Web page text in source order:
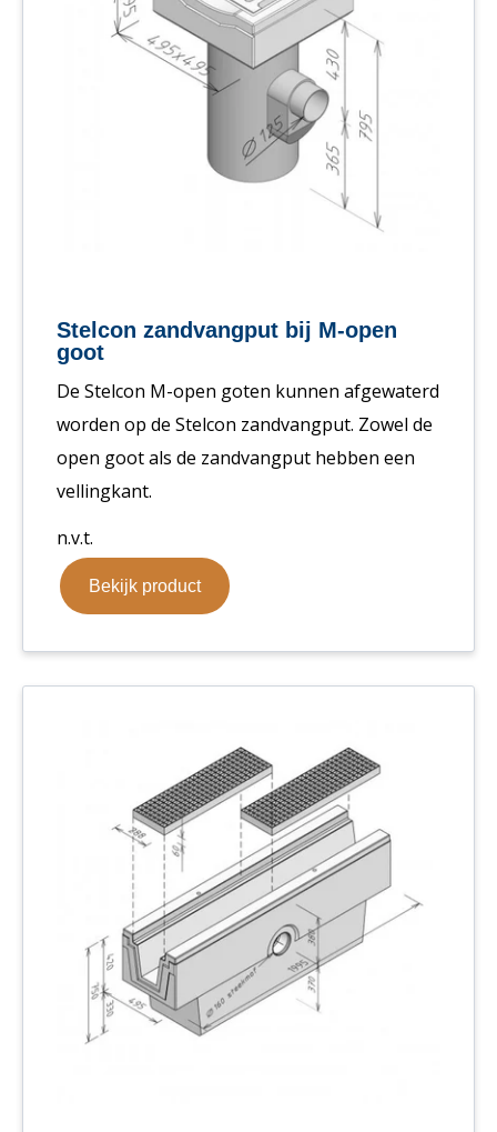
Stelcon zandvangput bij M-open
goot
De Stelcon M-open goten kunnen afgewaterd
worden op de Stelcon zandvangput. Zowel de
open goot als de zandvangput hebben een
vellingkant.
n.v.t.
Bekijk product